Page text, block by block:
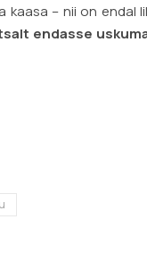
kaasa – nii on endal
endasse